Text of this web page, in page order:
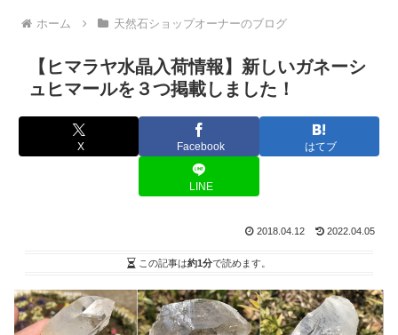
ホーム 天然石ショップオーナーのブログ
【ヒマラヤ水晶入荷情報】新しいガネーシ
ュヒマールを３つ掲載しました！
X Facebook はてブ
LINE
2018.04.12 2022.04.05
この記事は約1分で読めます。